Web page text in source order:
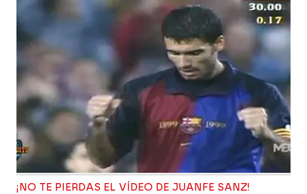
¡NO TE PIERDAS EL VÍDEO DE JUANFE SANZ!